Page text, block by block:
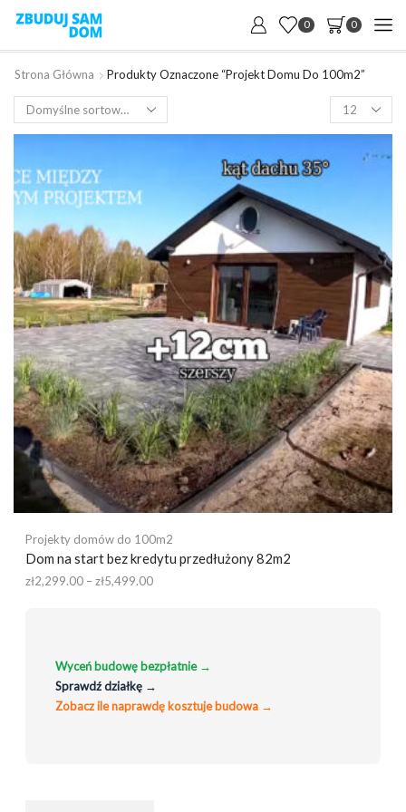
0 0
Strona Główna
Produkty Oznaczone “projekt Domu Do 100m2”
Products
per
page
Projekty domów do 100m2
Dom na start bez kredytu przedłużony 82m2
zł2,299.00 –zł5,499.00Zakres
zł5,499.00
Wyceń budowę bezpłatnie →
Sprawdź działkę →
Zobacz ile naprawdę kosztuje budowa →